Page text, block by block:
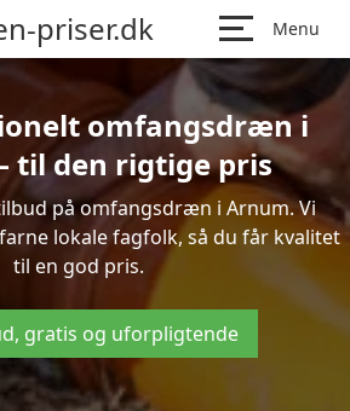
priser.dk Menu
omfangsdræn i
til den rigtige pris
på omfangsdræn i Arnum. Vi
lokale fagfolk, så du får kvalitet
til en god pris.
gratis og uforpligtende